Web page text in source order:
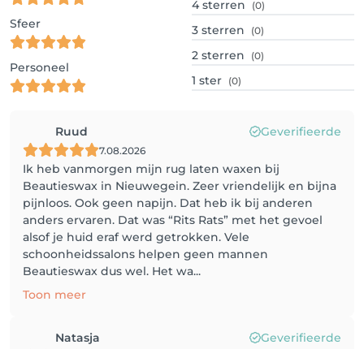
Sfeer
Personeel
4 sterren (0)
3 sterren (0)
2 sterren (0)
1 ster (0)
Ruud Geverifieerde
7.08.2026
Ik heb vanmorgen mijn rug laten waxen bij
Beautieswax in Nieuwegein. Zeer vriendelijk en bijna
pijnloos. Ook geen napijn. Dat heb ik bij anderen
anders ervaren. Dat was “Rits Rats” met het gevoel
alsof je huid eraf werd getrokken. Vele
schoonheidssalons helpen geen mannen
Beautieswax dus wel. Het wa...
Toon meer
Natasja Geverifieerde